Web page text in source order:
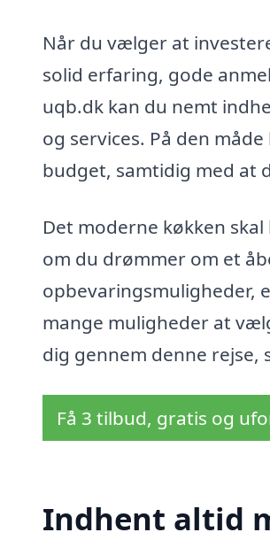
Når du vælger at
solid erfaring, gode
uqb.dk kan du nemt
og services. På den
budget, samtidig med at
Det moderne køkken
om du drømmer om et
opbevaringsmuligheder,
mange muligheder at
dig gennem denne rejse,
Få 3 tilbud, gratis og
Indhent altid